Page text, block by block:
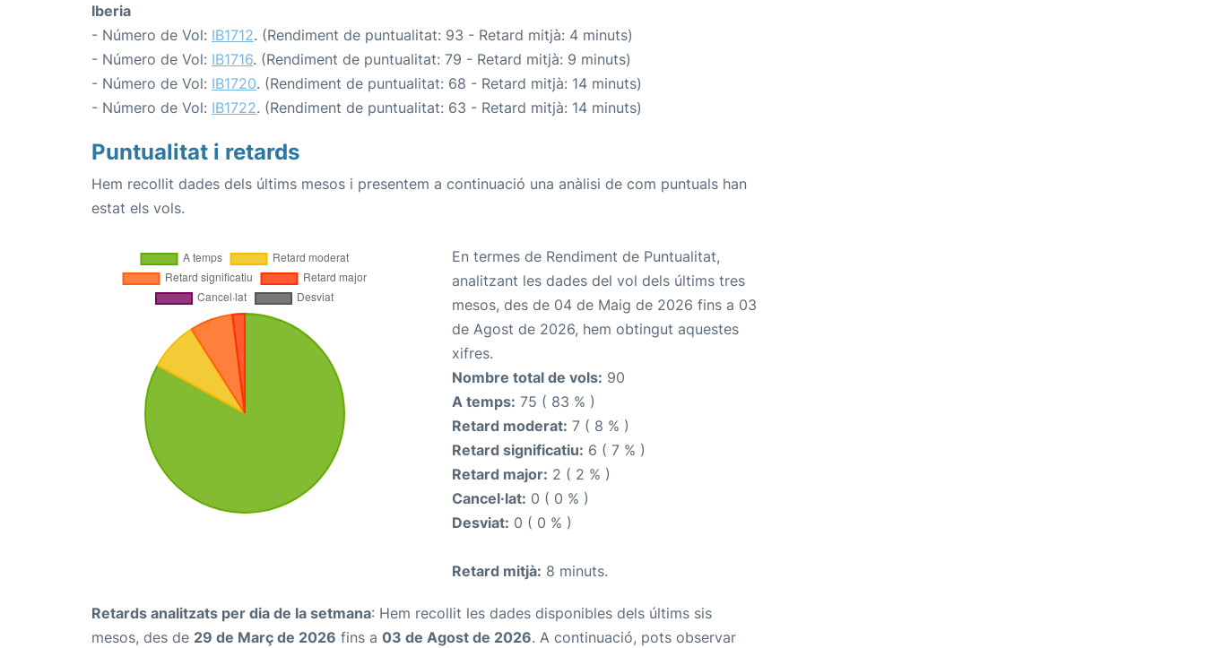
Iberia
- Número de Vol: IB1712. (Rendiment de puntualitat: 93 - Retard mitjà: 4 minuts)
- Número de Vol: IB1716. (Rendiment de puntualitat: 79 - Retard mitjà: 9 minuts)
- Número de Vol: IB1720. (Rendiment de puntualitat: 68 - Retard mitjà: 14 minuts)
- Número de Vol: IB1722. (Rendiment de puntualitat: 63 - Retard mitjà: 14 minuts)
Puntualitat i retards
Hem recollit dades dels últims mesos i presentem a continuació una anàlisi de com puntuals han
estat els vols.
En termes de Rendiment de Puntualitat,
analitzant les dades del vol dels últims tres
mesos, des de 04 de Maig de 2026 fins a 03
de Agost de 2026, hem obtingut aquestes
xifres.
Nombre total de vols: 90
A temps: 75 ( 83 % )
Retard moderat: 7 ( 8 % )
Retard significatiu: 6 ( 7 % )
Retard major: 2 ( 2 % )
Cancel·lat: 0 ( 0 % )
Desviat: 0 ( 0 % )
Retard mitjà: 8 minuts.
Retards analitzats per dia de la setmana: Hem recollit les dades disponibles dels últims sis
mesos, des de 29 de Març de 2026 fins a 03 de Agost de 2026. A continuació, pots observar